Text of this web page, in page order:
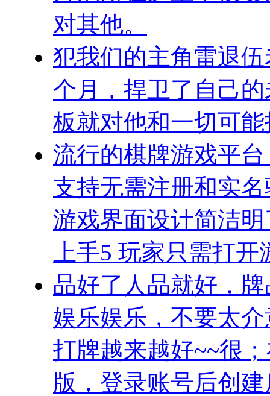
对其他。
犯我们的主角雷退
个月，捍卫了自己
板就对他和一切可
流行的棋牌游戏平
支持无需注册和实
游戏界面设计简洁
上手5 玩家只需打开
品好了人品就好，
娱乐娱乐，不要太
打牌越来越好~~很
版，登录账号后创